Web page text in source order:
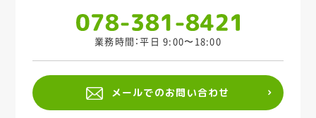
業務時間：平日 9:00〜18:00
メールでのお問い合わせ